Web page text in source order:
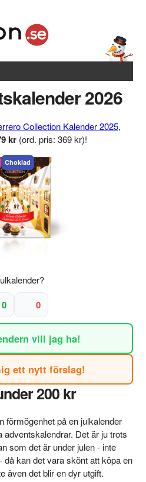
2026
Collection Kalender 2025,
kr(ord. pris: 369 kr)!
Choklad
0 0
vill jag ha!
ett nytt förslag!
200 kr
förmögenhet på en julkalender
Det är ju trots
som det är under julen - inte
då kan det vara skönt att köpa en
även det blir en dyr utgift.